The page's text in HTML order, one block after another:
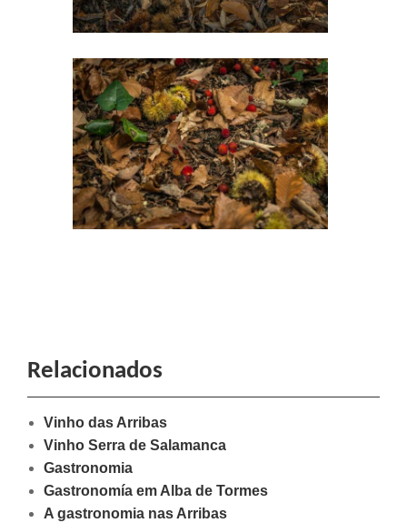
Relacionados
Vinho das Arribas
Vinho Serra de Salamanca
Gastronomia
Gastronomía em Alba de Tormes
A gastronomia nas Arribas